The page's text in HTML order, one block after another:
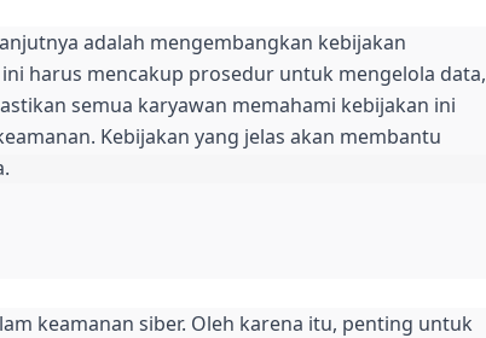
and the Future of
Sales &
Analysis, and the Future of
Data-Driven Sales &
Marketing
adalah mengembangkan kebijakan
harus mencakup prosedur untuk mengelola data,
semua karyawan memahami kebijakan ini
Kebijakan yang jelas akan membantu
keamanan siber. Oleh karena itu, penting untuk